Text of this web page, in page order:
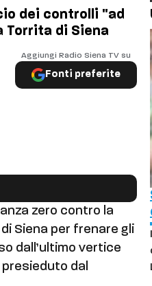
dei controlli "ad
di Siena
Aggiungi Radio Siena TV su
Fonti preferite
zero contro la
Siena per frenare gli
dall’ultimo vertice
presieduto dal